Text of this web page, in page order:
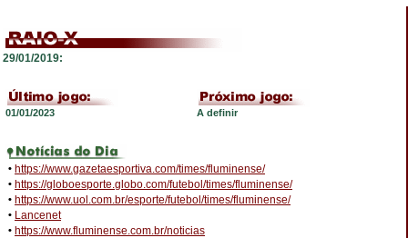
29/01/2019:
01/01/2023 A definir
• https://www.gazetaesportiva.com/times/fluminense/
• https://globoesporte.globo.com/futebol/times/fluminense/
• https://www.uol.com.br/esporte/futebol/times/fluminense/
• Lancenet
• https://www.fluminense.com.br/noticias